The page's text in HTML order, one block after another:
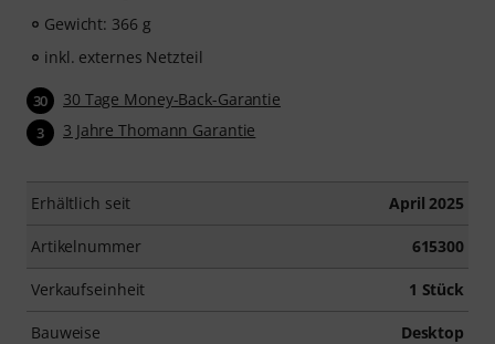
Gewicht: 366 g
inkl. externes Netzteil
30 30 Tage Money-Back-Garantie
3 3 Jahre Thomann Garantie
Erhältlich seit April 2025
Artikelnummer 615300
Verkaufseinheit 1 Stück
Bauweise Desktop